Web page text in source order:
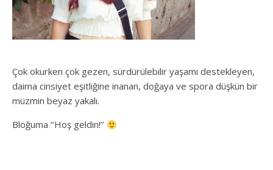
Çok okurken çok gezen, sürdürülebilir yaşamı destekleyen,
daima cinsiyet eşitliğine inanan, doğaya ve spora düşkün bir
müzmin beyaz yakalı.
Bloğuma ‘’Hoş geldin!’’